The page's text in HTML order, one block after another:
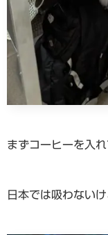
まずコーヒーを入
日本では吸わない